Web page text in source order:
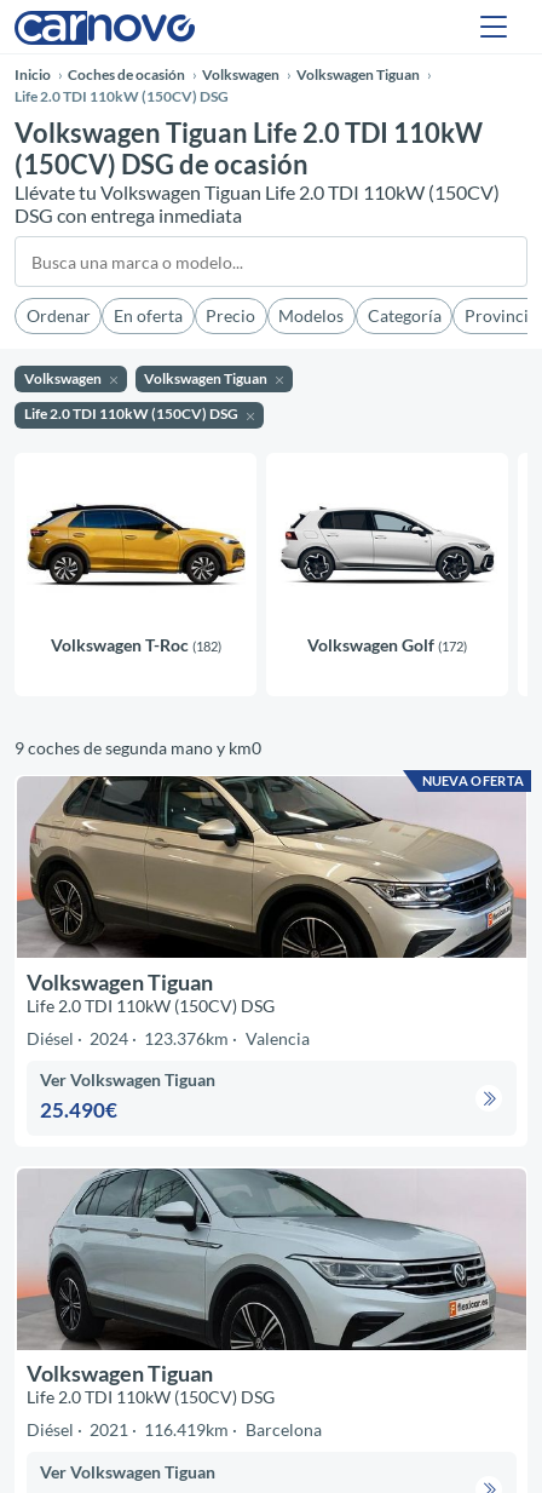
Inicio Coches de ocasión Volkswagen
Volkswagen Tiguan
Life 2.0 TDI 110kW (150CV) DSG
Volkswagen Tiguan Life 2.0 TDI 110kW
(150CV) DSG de ocasión
Llévate tu Volkswagen Tiguan Life 2.0 TDI 110kW (150CV)
DSG con entrega inmediata
Ordenar En oferta Precio Modelos Categoría Provincia
Volkswagen
Volkswagen Tiguan
Life 2.0 TDI 110kW (150CV) DSG
Volkswagen T-Roc (182) Volkswagen Golf (172)
9 coches de segunda mano y km0
NUEVA OFERTA
Volkswagen Tiguan
Life 2.0 TDI 110kW (150CV) DSG
Diésel
2024 123.376km Valencia
Ver Volkswagen Tiguan
25.490€
Volkswagen Tiguan
Life 2.0 TDI 110kW (150CV) DSG
Diésel
2021 116.419km Barcelona
Ver Volkswagen Tiguan